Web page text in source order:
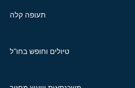
תעופה קלה
טיולים וחופש בחו"ל